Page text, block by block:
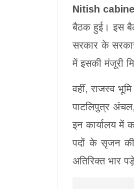
Nitish
बैठक हुई। इस
सरकार के
में इसकी मंजूरी
वहीं, राजस्व
पाटलिपुत्र
इन कार्यालय में
पदों के सृजन की
अतिरिक्त भार